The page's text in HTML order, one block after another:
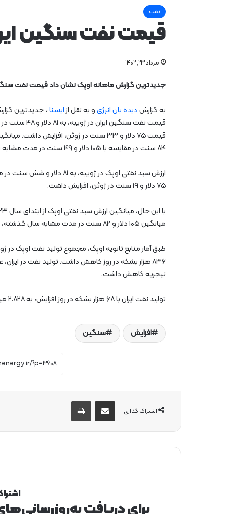
نفت
قیمت نفت سنگین
مرداد ۲۳, ۱۴۰۲
جدیدترین گزارش ماهانه اوپک نشان داد قیمت نفت
به گزارشدیده بان انرژیو به نقل ازایسنا، جدیدترین
۸۴ سنت در مقایسه با ۱۰۵ دلار و ۴۹ سنت در مدت مشابه سال ۲۰۲۲ رسیده است.
۷۵ دلار و ۱۹ سنت در ژوئن، افزایش داشت.
میانگین ۱۰۵ دلار و ۸۲ سنت در مدت مشابه سال گذشته، ۲۶ دلار و ۲۵ سنت معادل ۲۴.۸ درصد کاهش نشان می‌دهد.
۸۳۶ هزار بشکه در روز کاهش داشت. تولید نفت در
نیجریه کاهش داشت.
تولید نفت ایران با ۶۸ هزار بشکه در روز افزایش، به ۲.۸۲۸ میلیون بشکه در روز رسید.
افزایش سنگین
اشتراک گذاری
از طریق ایمیل به اشتراک بگذارید